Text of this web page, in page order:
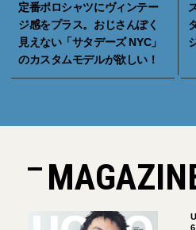
定番ポロシャツにヴィンテー
ジ感をプラス。おじさんぽく
見えない「サタデーズ NYC」
のカスタムモデルが欲しい！